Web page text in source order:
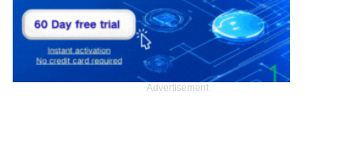
Advertisement